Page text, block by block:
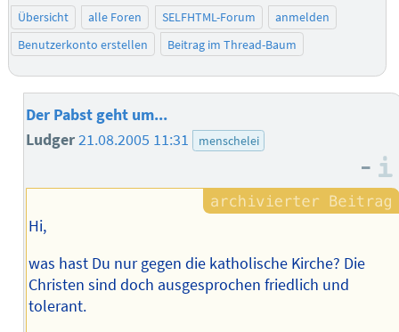
Übersicht alle Foren SELFHTML-Forum
anmelden
Benutzerkonto erstellen
Beitrag im Thread-Baum
Der Pabst geht um...
Ludger21.08.2005 11:31 menschelei
–
Hi,
was hast Du nur gegen die katholische Kirche? Die
Christen sind doch ausgesprochen friedlich und
tolerant.